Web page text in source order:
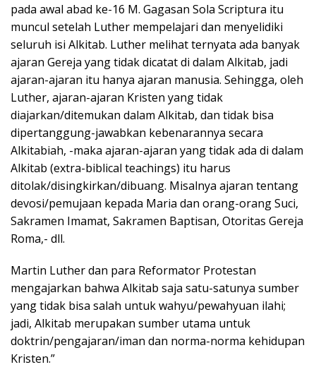
pada awal abad ke-16 M. Gagasan Sola Scriptura itu
muncul setelah Luther mempelajari dan menyelidiki
seluruh isi Alkitab. Luther melihat ternyata ada banyak
ajaran Gereja yang tidak dicatat di dalam Alkitab, jadi
ajaran-ajaran itu hanya ajaran manusia. Sehingga, oleh
Luther, ajaran-ajaran Kristen yang tidak
diajarkan/ditemukan dalam Alkitab, dan tidak bisa
dipertanggung-jawabkan kebenarannya secara
Alkitabiah, -maka ajaran-ajaran yang tidak ada di dalam
Alkitab (extra-biblical teachings) itu harus
ditolak/disingkirkan/dibuang. Misalnya ajaran tentang
devosi/pemujaan kepada Maria dan orang-orang Suci,
Sakramen Imamat, Sakramen Baptisan, Otoritas Gereja
Roma,- dll.
Martin Luther dan para Reformator Protestan
mengajarkan bahwa Alkitab saja satu-satunya sumber
yang tidak bisa salah untuk wahyu/pewahyuan ilahi;
jadi, Alkitab merupakan sumber utama untuk
doktrin/pengajaran/iman dan norma-norma kehidupan
Kristen.”